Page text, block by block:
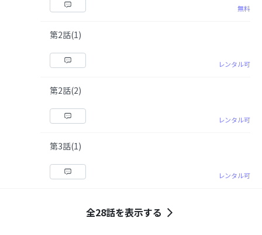
無料
第2話(1)
レンタル可
第2話(2)
レンタル可
第3話(1)
レンタル可
全28話を表示する